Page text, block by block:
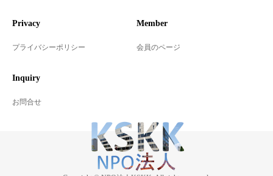
Privacy
プライバシーポリシー
Member
会員のページ
Inquiry
お問合せ